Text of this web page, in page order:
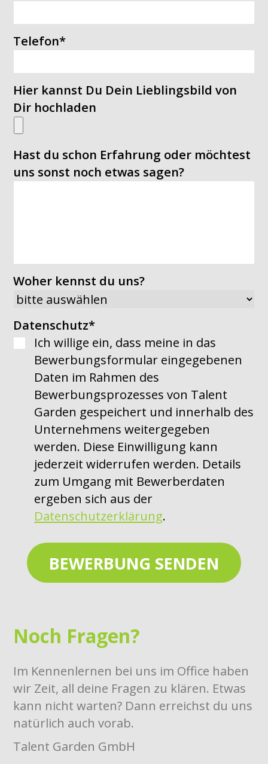
Telefon*
Hier kannst Du Dein Lieblingsbild von
Dir hochladen
Hast du schon Erfahrung oder möchtest
uns sonst noch etwas sagen?
Woher kennst du uns?
Datenschutz*
Ich willige ein, dass meine in das
Bewerbungsformular eingegebenen
Daten im Rahmen des
Bewerbungsprozesses von Talent
Garden gespeichert und innerhalb des
Unternehmens weitergegeben
werden. Diese Einwilligung kann
jederzeit widerrufen werden. Details
zum Umgang mit Bewerberdaten
ergeben sich aus der
Datenschutzerklärung.
Noch Fragen?
Im Kennenlernen bei uns im Office haben
wir Zeit, all deine Fragen zu klären. Etwas
kann nicht warten? Dann erreichst du uns
natürlich auch vorab.
Talent Garden GmbH